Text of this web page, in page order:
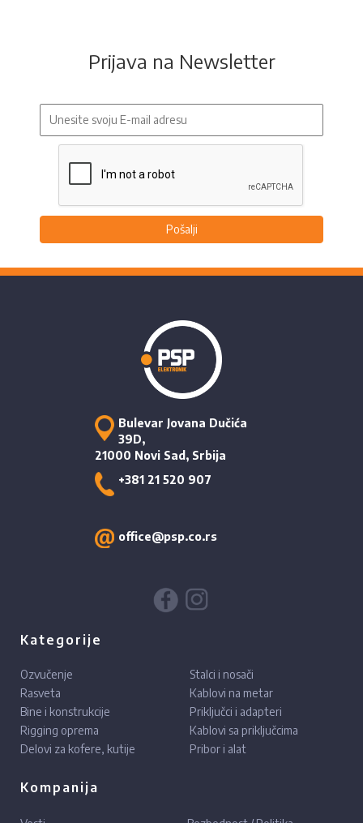
Prijava na Newsletter
Pošalji
Bulevar Jovana Dučića
39D,
21000 Novi Sad, Srbija
+381 21 520 907
office@psp.co.rs
Kategorije
Ozvučenje
Rasveta
Bine i konstrukcije
Rigging oprema
Delovi za kofere, kutije
Stalci i nosači
Kablovi na metar
Priključci i adapteri
Kablovi sa priključcima
Pribor i alat
Kompanija